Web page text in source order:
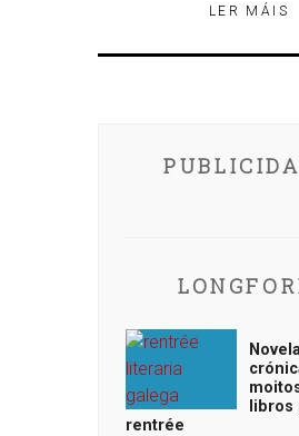
LER MÁIS
libros
rentrée